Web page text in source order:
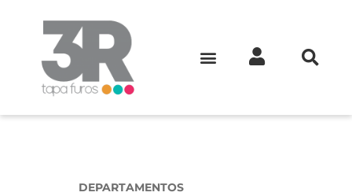
DEPARTAMENTOS